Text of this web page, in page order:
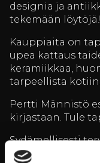
designia ja
tekemään löytöjä!
Kauppiaita on
upea kattaus
keramiikkaa,
tarpeellista kotiin.
Pertti Männistö
kirjastaan. Tule
Sydämellisesti
syksyistä antiikki